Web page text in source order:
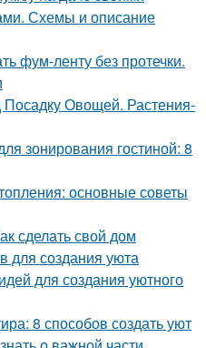
Схемы и описание
фум-ленту без протечки.
Овощей. Растения-
зонирования гостиной: 8
основные советы
сделать свой дом
для создания уюта
для создания уютного
8 способов создать уют